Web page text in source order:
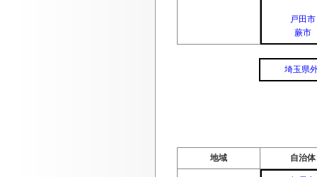
戸田市
蕨市
埼玉県
地域 自治体